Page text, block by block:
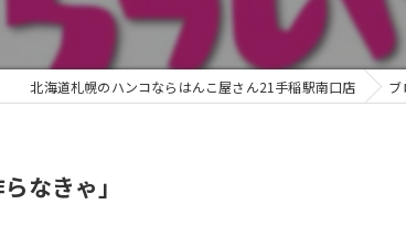
北海道札幌のハンコならはんこ屋さん21手稲駅南口店 ブ
なきゃ」